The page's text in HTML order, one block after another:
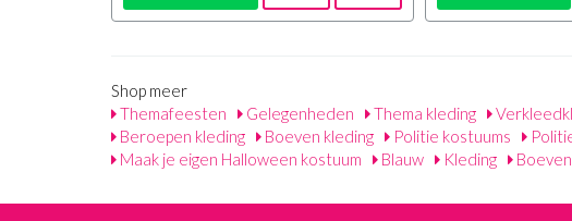
Shop meer
Themafeesten
Gelegenheden Thema kleding
Beroepen kleding
Boeven kleding Politie kostuums
Maak je eigen Halloween kostuum
Blauw Kleding